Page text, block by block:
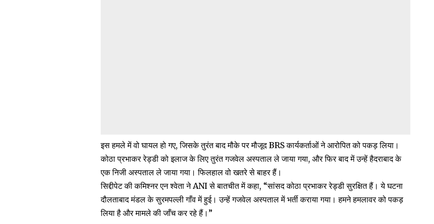
इस हमले में वो घायल हो गए, जिसके तुरंत बाद मौके पर मौजूद BRS कार्यकर्ताओं ने आरोपित को पकड़ लिया।
कोठा प्रभाकर रेड्डी को इलाज के लिए तुरंत गजवेल अस्पताल ले जाया गया, और फिर बाद में उन्हें हैदराबाद के
एक निजी अस्पताल ले जाया गया। फिलहाल वो खतरे से बाहर हैं।
सिद्दीपेट की कमिश्नर एन श्वेता ने ANI से बातचीत में कहा, “सांसद कोठा प्रभाकर रेड्डी सुरक्षित हैं। ये घटना
दौलताबाद मंडल के सुरमपल्ली गाँव में हुई। उन्हें गजवेल अस्पताल में भर्ती कराया गया। हमने हमलावर को पकड़
लिया है और मामले की जाँच कर रहे हैं।”